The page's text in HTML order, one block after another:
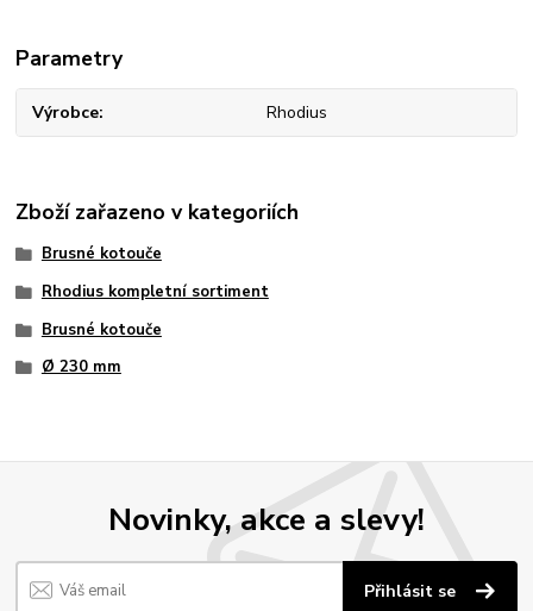
Parametry
Výrobce Rhodius
Zboží zařazeno v kategoriích
Brusné kotouče
Rhodius kompletní sortiment
Brusné kotouče
Ø 230 mm
Novinky, akce a slevy!
Přihlásit se